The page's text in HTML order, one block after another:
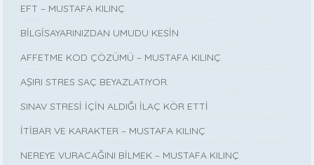
EFT – MUSTAFA KILINÇ
BİLGİSAYARINIZDAN UMUDU KESİN
AFFETME KOD ÇÖZÜMÜ – MUSTAFA KILINÇ
AŞIRI STRES SAÇ BEYAZLATIYOR.
SINAV STRESİ İÇİN ALDIĞI İLAÇ KÖR ETTİ
İTİBAR VE KARAKTER – MUSTAFA KILINÇ
NEREYE VURACAĞINI BİLMEK – MUSTAFA KILINÇ